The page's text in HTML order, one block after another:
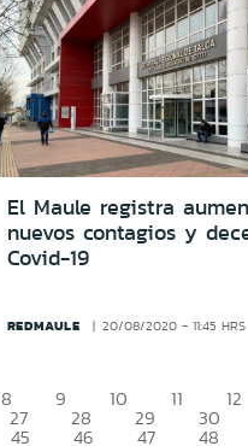
El Maule registra
nuevos contagios y
Covid-19
REDMAULE 20/08/2020 - 11:45 HRS
8 9 10 11 12
27 28 29 30
45 46 47 48